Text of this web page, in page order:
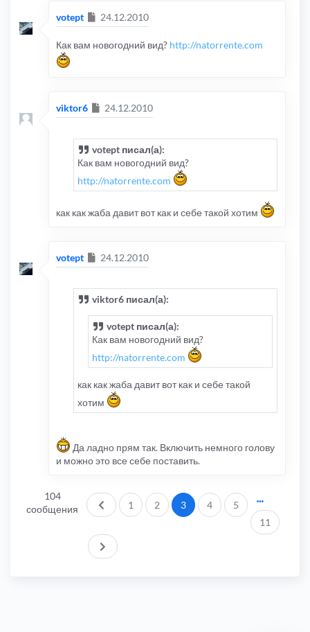
votept Сообщение
24.12.2010
Как вам новогодний вид? http://natorrente.com
viktor6 Сообщение
24.12.2010
votept писал(а):
Как вам новогодний вид?
http://natorrente.com
как как жаба давит вот как и себе такой хотим
votept Сообщение
24.12.2010
viktor6 писал(а):
votept писал(а):
Как вам новогодний вид?
http://natorrente.com
как как жаба давит вот как и себе такой
хотим
Да ладно прям так. Включить немного голову
и можно это все себе поставить.
104
сообщения
Пред.
1 2 3 4
5
11
След.